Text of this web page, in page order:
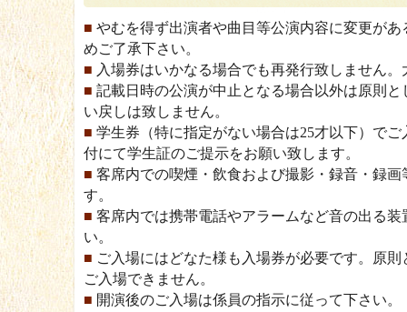
■ やむを得ず出演者や曲目等公演内容に変更が
めご了承下さい。
■ 入場券はいかなる場合でも再発行致しません
■ 記載日時の公演が中止となる場合以外は原則
い戻しは致しません。
■ 学生券（特に指定がない場合は25才以下）で
付にて学生証のご提示をお願い致します。
■ 客席内での喫煙・飲食および撮影・録音・録
す。
■ 客席内では携帯電話やアラームなど音の出る
い。
■ ご入場にはどなた様も入場券が必要です。原
ご入場できません。
■ 開演後のご入場は係員の指示に従って下さい。